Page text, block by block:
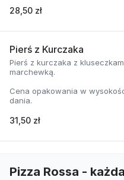
28,50 zł
Pierś z Kurczaka
Pierś z kurczaka z
marchewką.
Cena opakowania w
dania.
31,50 zł
Pizza Rossa -